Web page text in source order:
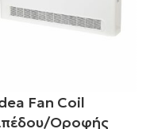
Fan Coil
Οροφής